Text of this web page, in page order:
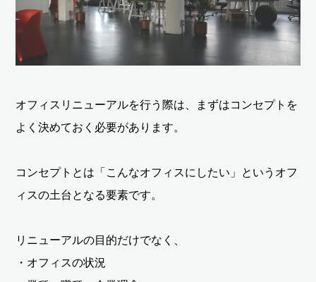
オフィスリニューアルを行う際は、まずはコンセプトを
よく決めておく必要があります。
コンセプトとは「こんなオフィスにしたい」というオフ
ィスの土台となる要素です。
リニューアルの目的だけでなく、
・オフィスの状況